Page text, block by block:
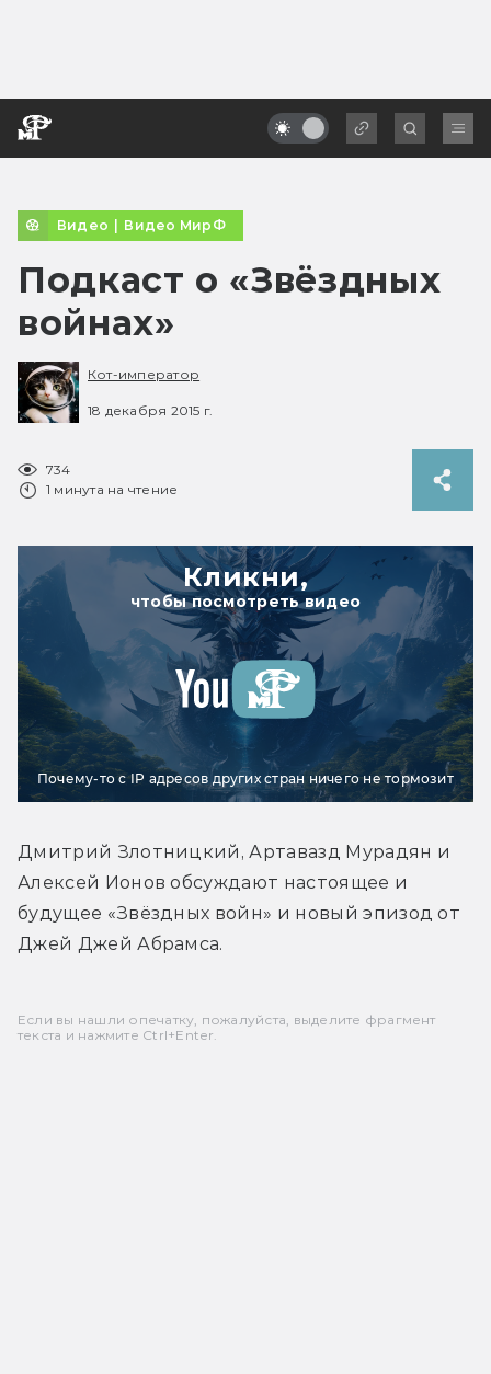
Видео | Видео МирФ
Подкаст о «Звёздных
войнах»
Кот-император
18 декабря 2015 г.
734
1 минута на чтение
Кликни,
чтобы посмотреть видео
Почему-то с IP адресов других стран ничего не тормозит
Дмитрий Злотницкий, Артавазд Мурадян и
Алексей Ионов обсуждают настоящее и
будущее «Звёздных войн» и новый эпизод от
Джей Джей Абрамса.
Если вы нашли опечатку, пожалуйста, выделите фрагмент
текста и нажмите Ctrl+Enter.